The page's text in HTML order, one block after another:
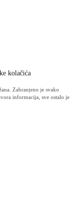
nauku, kulturu i